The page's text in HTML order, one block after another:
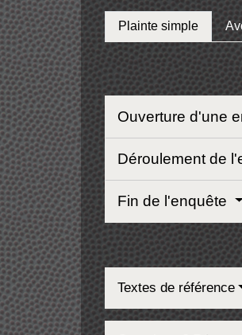
Plainte simple
Ouverture d'une
Déroulement de
Fin de l'enquête
Textes de référence